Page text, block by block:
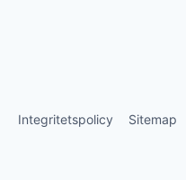
Integritetspolicy Sitemap